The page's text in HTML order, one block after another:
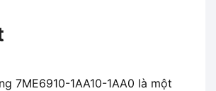
7ME6910-1AA10-1AA0 là một